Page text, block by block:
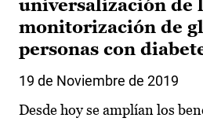
universalización de
monitorización de
personas con
19 de Noviembre de 2019
Desde hoy se amplían los